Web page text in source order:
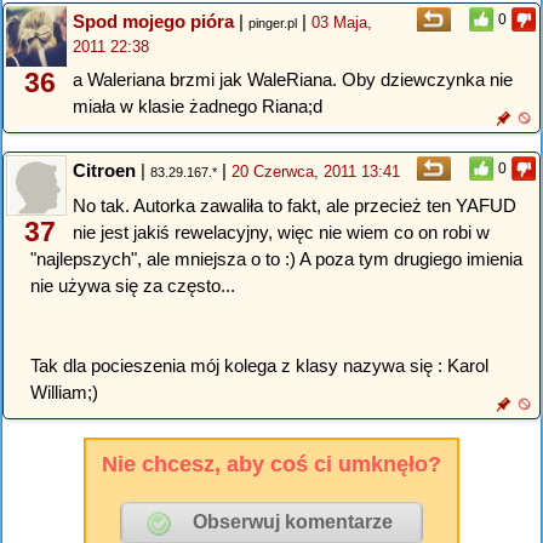
0
36
Spod mojego pióra| pinger.pl | 03 Maja,
2011 22:38
a Waleriana brzmi jak WaleRiana. Oby dziewczynka nie
miała w klasie żadnego Riana;d
0
37
Citroen | 83.29.167.* | 20 Czerwca, 2011 13:41
No tak. Autorka zawaliła to fakt, ale przecież ten YAFUD
nie jest jakiś rewelacyjny, więc nie wiem co on robi w
"najlepszych", ale mniejsza o to :) A poza tym drugiego imienia
nie używa się za często...
Tak dla pocieszenia mój kolega z klasy nazywa się : Karol
William;)
Nie chcesz, aby coś ci umknęło?